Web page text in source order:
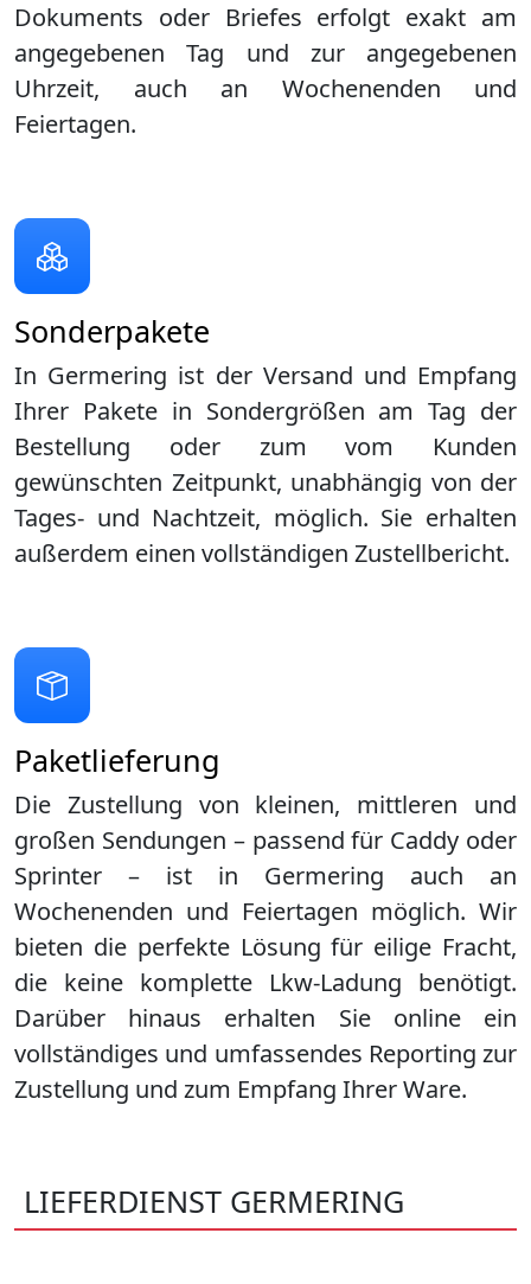
Dokuments oder Briefes erfolgt exakt am
angegebenen Tag und zur angegebenen
Uhrzeit, auch an Wochenenden und
Feiertagen.
Paketlieferung
Die Zustellung von kleinen, mittleren und
großen Sendungen – passend für Caddy oder
Sprinter – ist in Germering auch an
Wochenenden und Feiertagen möglich. Wir
bieten die perfekte Lösung für eilige Fracht,
die keine komplette Lkw-Ladung benötigt.
Darüber hinaus erhalten Sie online ein
vollständiges und umfassendes Reporting zur
Zustellung und zum Empfang Ihrer Ware.
Sonderpakete
In Germering ist der Versand und Empfang
Ihrer Pakete in Sondergrößen am Tag der
Bestellung oder zum vom Kunden
gewünschten Zeitpunkt, unabhängig von der
Tages- und Nachtzeit, möglich. Sie erhalten
außerdem einen vollständigen Zustellbericht.
LIEFERDIENST GERMERING